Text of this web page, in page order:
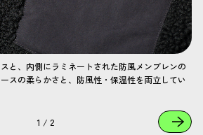
と、内側にラミネートされた防風メンブレンの
スの柔らかさと、防風性・保温性を両立してい
1 / 2